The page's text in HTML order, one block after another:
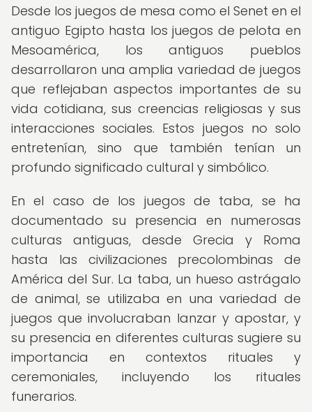
Desde los juegos de mesa como el Senet en el
antiguo Egipto hasta los juegos de pelota en
Mesoamérica, los antiguos pueblos
desarrollaron una amplia variedad de juegos
que reflejaban aspectos importantes de su
vida cotidiana, sus creencias religiosas y sus
interacciones sociales. Estos juegos no solo
entretenían, sino que también tenían un
profundo significado cultural y simbólico.
En el caso de los juegos de taba, se ha
documentado su presencia en numerosas
culturas antiguas, desde Grecia y Roma
hasta las civilizaciones precolombinas de
América del Sur. La taba, un hueso astrágalo
de animal, se utilizaba en una variedad de
juegos que involucraban lanzar y apostar, y
su presencia en diferentes culturas sugiere su
importancia en contextos rituales y
ceremoniales, incluyendo los rituales
funerarios.